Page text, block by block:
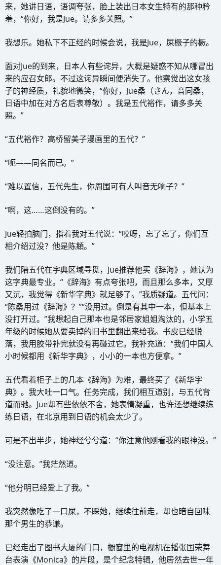
来，她讲日语，语调夸张，脸上装出日本女生特有的那种矜
羞，“你好，我是Jue。请多多关照。”
我想乐。她私下不正经的时候会说，我是Jue，屎橛子的橛。
面对Jue的到来，日本人有些诧异，大概是疑惑不知从哪冒出
来的应召女郎。不过这诧异瞬间便消失了。他察觉出这女孩
子的神经质，礼貌地微笑，“你好，Jue桑（さん，音同桑，
日语中加在对方名后表尊敬）。我是五代裕作，请多多关
照。”
“五代裕作？高桥留美子漫画里的五代？”
“呃——同名而已。”
“难以置信，五代先生，你周围可有人叫音无响子？”
“啊，这……这倒没有的。”
Jue轻拍脑门，指着我对五代说：“哎呀，忘了忘了，你们互
相介绍过没？他是陈頫。”
我们陪五代在字典区域寻觅，Jue推荐他买《辞海》，她认为
这字典最专业。“《辞海》有点夸张吧，而且那么多本，又厚
又沉，我觉得《新华字典》就足够了。”我质疑道。五代问：
“陈桑用过《辞海》？”“没用过。倒是有其中一本，但基本上
没打开过。”我想起自己那本也是邻居家姐姐淘汰的，小学五
年级的时候她从要卖掉的旧书里翻出来给我。书皮已经脱
落，我用胶带补完就没有再碰过它。我补充道：“我们中国人
小时候都用《新华字典》，小小的一本也方便拿。”
五代看着柜子上的几本《辞海》为难，最终买了《新华字
典》。我大吐一口气。任务完成，我们相互道别，与五代背
道而驰。Jue却有些依依不舍，她表情凝重，也许还想继续练
练日语，在北京用到日语的机会太少了。
可是不出半步，她神经兮兮道：“你注意他刚看我的眼神没。”
“没注意。”我茫然道。
“他分明已经爱上了我。”
我突然像吃了一口屎，不睬她，继续往前走，却也暗自回味
那个男生的恭谦。
已经走出了图书大厦的门口，橱窗里的电视机在播张国荣舞
台表演《Monica》的片段，是个纪念特辑，他居然去世一年